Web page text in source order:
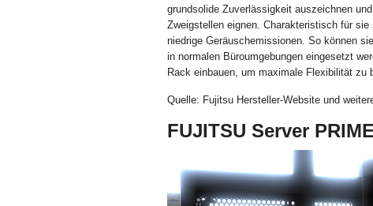
grundsolide Zuverlässigkeit auszeichnen
Zweigstellen eignen. Charakteristisch für
niedrige Geräuschemissionen. So können
in normalen Büroumgebungen eingesetzt
Rack einbauen, um maximale Flexibilität zu
Quelle: Fujitsu Hersteller-Website und
FUJITSU Server